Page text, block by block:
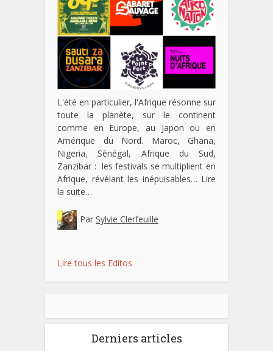
L'été en particulier, l'Afrique résonne sur
toute la planète, sur le continent
comme en Europe, au Japon ou en
Amérique du Nord. Maroc, Ghana,
Nigeria, Sénégal, Afrique du Sud,
Zanzibar : les festivals se multiplient en
Afrique, révélant les inépuisables… Lire
la suite…
Par Sylvie Clerfeuille
Lire tous les Editos
Derniers articles